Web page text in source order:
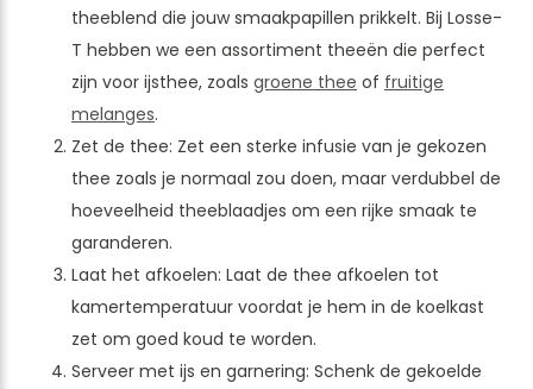
theeblend die jouw smaakpapillen prikkelt. Bij Losse-
T hebben we een assortiment theeën die perfect
zijn voor ijsthee, zoals groene thee of fruitige
melanges.
Zet de thee: Zet een sterke infusie van je gekozen
thee zoals je normaal zou doen, maar verdubbel de
hoeveelheid theeblaadjes om een rijke smaak te
garanderen.
Laat het afkoelen: Laat de thee afkoelen tot
kamertemperatuur voordat je hem in de koelkast
zet om goed koud te worden.
Serveer met ijs en garnering: Schenk de gekoelde